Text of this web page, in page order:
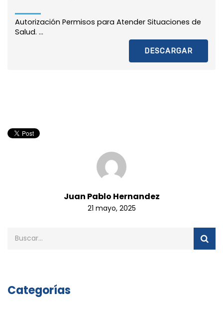
Autorización Permisos para Atender Situaciones de
Salud. ...
DESCARGAR
Juan Pablo Hernandez
21 mayo, 2025
Categorías